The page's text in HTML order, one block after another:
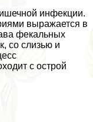
инфекции.
выражается в
фекальных
со слизью и
с острой